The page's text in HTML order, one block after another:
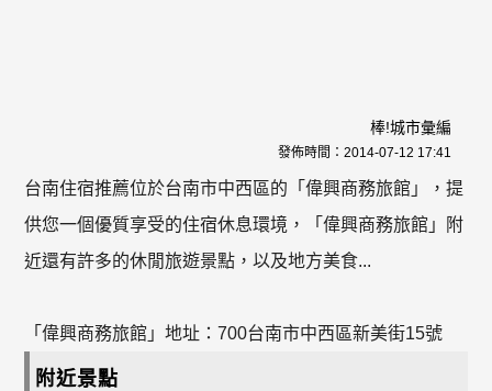
棒!城市彙編
發佈時間： 2014-07-12 17:41
台南住宿推薦位於台南市中西區的「偉興商務旅館」，提
供您一個優質享受的住宿休息環境，「偉興商務旅館」附
近還有許多的休閒旅遊景點，以及地方美食...
「偉興商務旅館」地址：700台南市中西區新美街15號
附近景點